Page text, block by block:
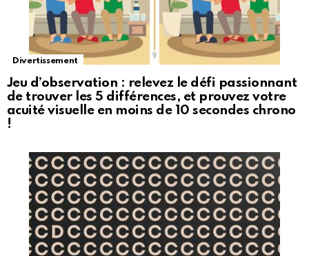
Divertissement
Jeu d’observation : relevez le défi passionnant
de trouver les 5 différences, et prouvez votre
acuité visuelle en moins de 10 secondes chrono
!